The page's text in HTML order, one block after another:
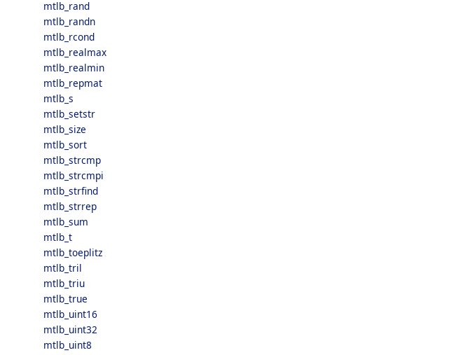
mtlb_rand
mtlb_randn
mtlb_rcond
mtlb_realmax
mtlb_realmin
mtlb_repmat
mtlb_s
mtlb_setstr
mtlb_size
mtlb_sort
mtlb_strcmp
mtlb_strcmpi
mtlb_strfind
mtlb_strrep
mtlb_sum
mtlb_t
mtlb_toeplitz
mtlb_tril
mtlb_triu
mtlb_true
mtlb_uint16
mtlb_uint32
mtlb_uint8